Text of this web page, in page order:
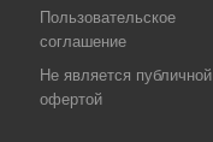
Пользовательское
соглашение
Не является публичной
офертой